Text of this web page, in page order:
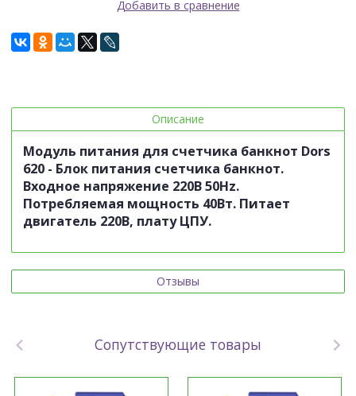
Добавить в сравнение
Описание
Модуль питания для счетчика банкнот Dors
620 - Блок питания счетчика банкнот.
Входное напряжение 220В 50Hz.
Потребляемая мощность 40Вт. Питает
двигатель 220В, плату ЦПУ.
Отзывы
Сопутствующие товары